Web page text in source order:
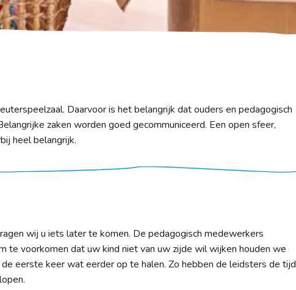
Daarvoor is het belangrijk dat ouders en pedagogisch
zaken worden goed gecommuniceerd. Een open sfeer,
heel belangrijk.
wij u iets later te komen. De pedagogisch medewerkers
te voorkomen dat uw kind niet van uw zijde wil wijken houden we
eerste keer wat eerder op te halen. Zo hebben de leidsters de tijd